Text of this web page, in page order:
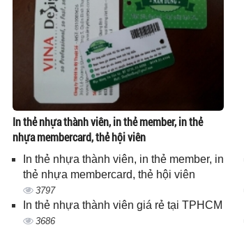
In thẻ nhựa thành viên, in thẻ member, in thẻ
nhựa membercard, thẻ hội viên
In thẻ nhựa thành viên, in thẻ member, in
thẻ nhựa membercard, thẻ hội viên
3797
In thẻ nhựa thành viên giá rẻ tại TPHCM
3686